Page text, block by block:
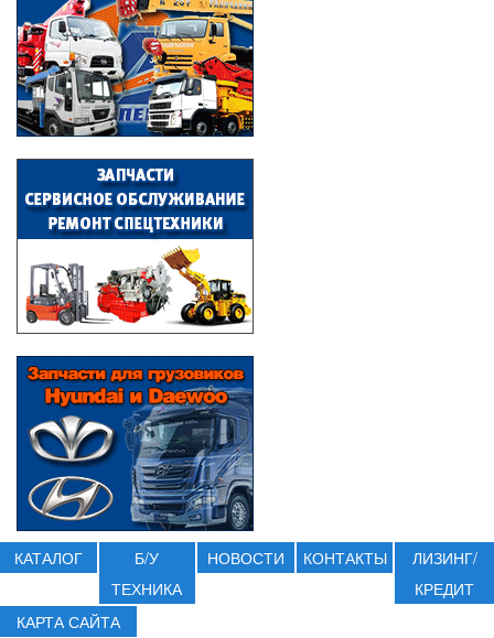
КАТАЛОГ
Б/У
ТЕХНИКА
НОВОСТИ КОНТАКТЫ
ЛИЗИНГ/
КРЕДИТ
КАРТА САЙТА